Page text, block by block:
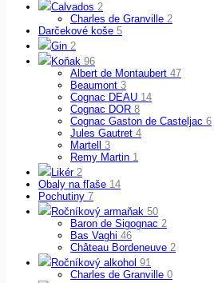
Calvados 2
Charles de Granville 2
Darčekové koše 5
Gin 2
Koňak 96
Albert de Montaubert 47
Beaumont 3
Cognac DEAU 14
Cognac DOR 8
Cognac Gaston de Casteljac 6
Jules Gautret 4
Martell 3
Remy Martin 1
Likér 2
Obaly na fľaše 14
Pochutiny 7
Ročníkový armaňak 50
Baron de Sigognac 2
Bas Vaghi 46
Château Bordeneuve 2
Ročníkový alkohol 91
Charles de Granville 0